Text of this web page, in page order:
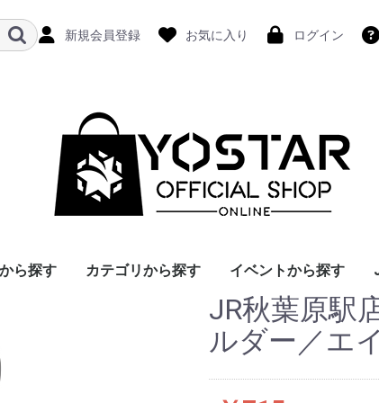
新規会員登録 お気に入り ログイン
ら探す カテゴリから探す イベントから探す
JR秋葉原駅
ルダー／エ